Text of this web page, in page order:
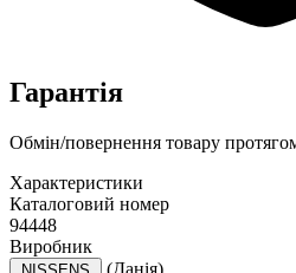
Гарантія
Обмін/повернення товару
Характеристики
Каталоговий номер
94448
Виробник
(Данія)